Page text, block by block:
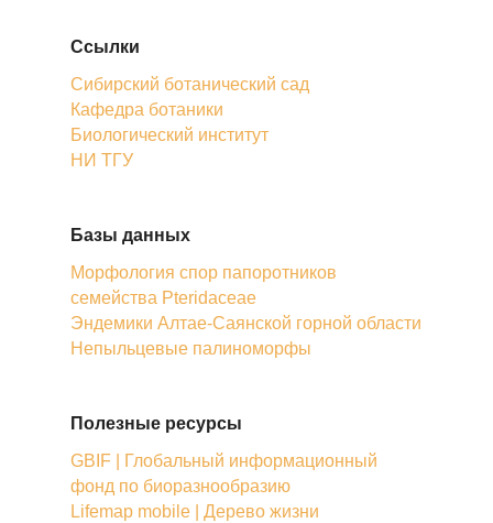
Ссылки
Сибирский ботанический сад
Кафедра ботаники
Биологический институт
НИ ТГУ
Базы данных
Морфология спор папоротников
семейства Pteridaceae
Эндемики Алтае-Саянской горной области
Непыльцевые палиноморфы
Полезные ресурсы
GBIF | Глобальный информационный
фонд по биоразнообразию
Lifemap mobile | Дерево жизни